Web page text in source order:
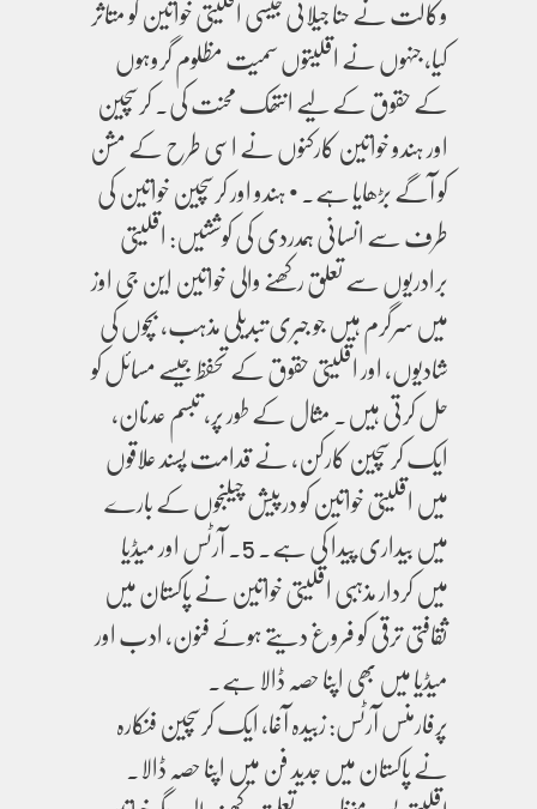
وکالت نے حنا جیلانی جیسی اقلیتی خواتین کو متاثر
کیا، جنہوں نے اقلیتوں سمیت مظلوم گروہوں
کے حقوق کے لیے انتھک محنت کی۔ کرسچین
اور ہندو خواتین کارکنوں نے اسی طرح کے مشن
کو آگے بڑھایا ہے۔ • ہندو اور کرسچین خواتین کی
طرف سے انسانی ہمدردی کی کوششیں: اقلیتی
برادریوں سے تعلق رکھنے والی خواتین این جی اوز
میں سرگرم ہیں جو جبری تبدیلی مذہب، بچوں کی
شادیوں، اور اقلیتی حقوق کے تحفظ جیسے مسائل کو
حل کرتی ہیں۔ مثال کے طور پر، تبسم عدنان،
ایک کرسچین کارکن، نے قدامت پسند علاقوں
میں اقلیتی خواتین کو درپیش چیلنجوں کے بارے
میں بیداری پیدا کی ہے۔ 5. آرٹس اور میڈیا
میں کردار مذہبی اقلیتی خواتین نے پاکستان میں
ثقافتی ترقی کو فروغ دیتے ہوئے فنون، ادب اور
میڈیا میں بھی اپنا حصہ ڈالا ہے۔
پرفارمنس آرٹس: زبیدہ آغا، ایک کرسچین فنکارہ
نے پاکستان میں جدید فن میں اپنا حصہ ڈالا۔